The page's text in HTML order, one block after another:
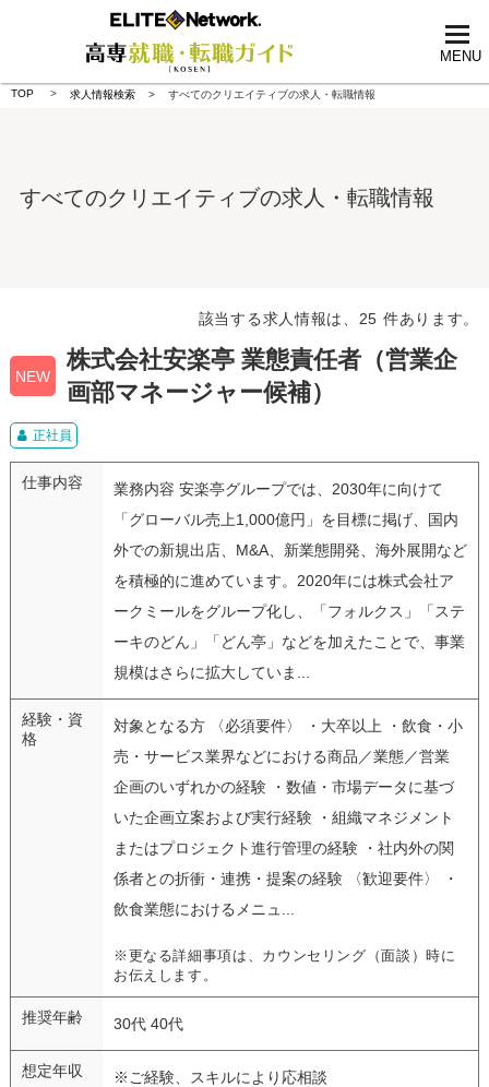
MENU
TOP 求人情報検索 すべてのクリエイティブの求人・転職情報
すべてのクリエイティブの求人・転職情報
該当する求人情報は、25 件あります。
NEW
株式会社安楽亭 業態責任者（営業企
画部マネージャー候補）
正社員
仕事内容
業務内容 安楽亭グループでは、2030年に向けて
「グローバル売上1,000億円」を目標に掲げ、国内
外での新規出店、M&A、新業態開発、海外展開など
を積極的に進めています。2020年には株式会社ア
ークミールをグループ化し、「フォルクス」「ステ
ーキのどん」「どん亭」などを加えたことで、事業
規模はさらに拡大していま...
経験・資
格
対象となる方 〈必須要件〉 ・大卒以上 ・飲食・小
売・サービス業界などにおける商品／業態／営業
企画のいずれかの経験 ・数値・市場データに基づ
いた企画立案および実行経験 ・組織マネジメント
またはプロジェクト進行管理の経験 ・社内外の関
係者との折衝・連携・提案の経験 〈歓迎要件〉 ・
飲食業態におけるメニュ...
※更なる詳細事項は、カウンセリング（面談）時に
お伝えします。
推奨年齢 30代 40代
想定年収 ※ご経験、スキルにより応相談